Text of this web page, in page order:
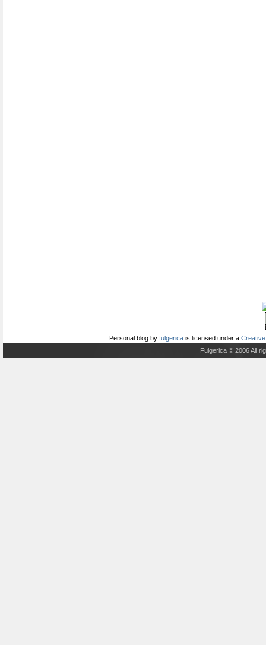
Personal blog by fulgerica is licensed under a
Fulgerica © 2006 All